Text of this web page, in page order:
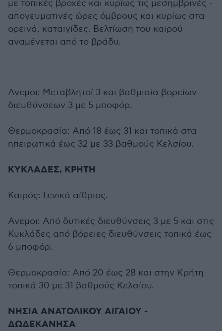
με τοπικές βροχές και κυρίως τις μεσημβρινές -
απογευματινές ώρες όμβρους και κυρίως στα
ορεινά, καταιγίδες. Βελτίωση του καιρού
αναμένεται από το βράδυ.
Ανεμοι: Μεταβλητοί 3 και βαθμιαία βορείων
διευθύνσεων 3 με 5 μποφόρ.
Θερμοκρασία: Από 18 έως 31 και τοπικά στα
ηπειρωτικά έως 32 με 33 βαθμούς Κελσίου.
ΚΥΚΛΑΔΕΣ, ΚΡΗΤΗ
Καιρός: Γενικά αίθριος.
Ανεμοι: Από δυτικές διευθύνσεις 3 με 5 και στις
Κυκλάδες από βόρειες διευθύνσεις τοπικά έως
6 μποφόρ.
Θερμοκρασία: Από 20 έως 28 και στην Κρήτη
τοπικά 30 με 31 βαθμούς Κελσίου.
ΝΗΣΙΑ ΑΝΑΤΟΛΙΚΟΥ ΑΙΓΑΙΟΥ -
ΔΩΔΕΚΑΝΗΣΑ